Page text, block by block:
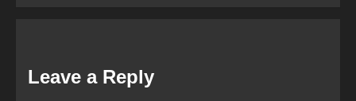
Leave a Reply